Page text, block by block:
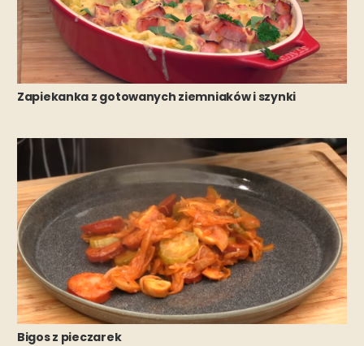
Zapiekanka z gotowanych ziemniaków i szynki
Bigos z pieczarek